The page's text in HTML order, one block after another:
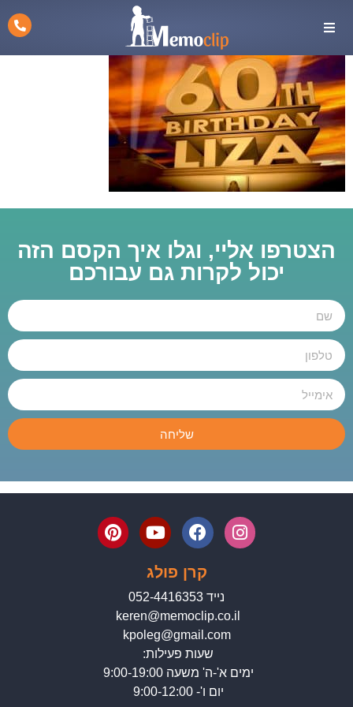
הצטרפו אליי, וגלו איך הקסם הזה
יכול לקרות גם עבורכם
שליחה
קרן פולג
נייד 052-4416353
keren@memoclip.co.il
kpoleg@gmail.com
שעות פעילות:
ימים א'-ה' משעה 9:00-19:00
יום ו'- 9:00-12:00